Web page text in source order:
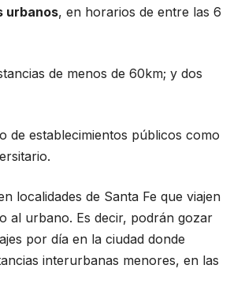
urbanos, en horarios de entre las 6
de menos de 60km; y dos
de establecimientos públicos como
localidades de Santa Fe que viajen
al urbano. Es decir, podrán gozar
por día en la ciudad donde
interurbanas menores, en las